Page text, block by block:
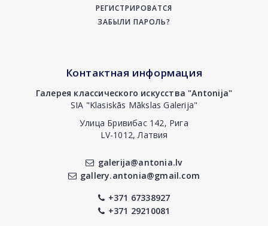
РЕГИСТРИРОВАТСЯ
ЗАБЫЛИ ПАРОЛЬ?
Контактная информация
Галерея классического искусства "Antonija"
SIA "Klasiskās Mākslas Galerija"
Улица Бривибас 142, Рига
LV-1012, Латвия
galerija@antonia.lv
gallery.antonia@gmail.com
+371 67338927
+371 29210081